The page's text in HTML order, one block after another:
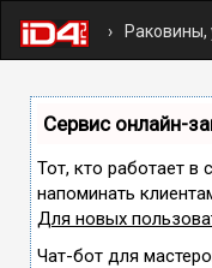
Сервис онлайн-
Тот, кто работает в
напоминать
Для новых
Чат-бот для